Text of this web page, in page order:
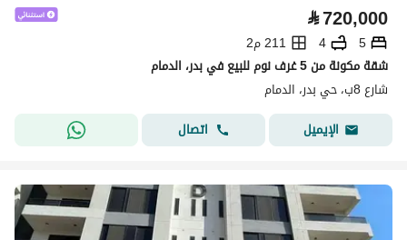
⃁720,000
5
4
211 م2
شقة مكونة من 5 غرف نوم للبيع في بدر، الدمام
شارع 8ب، حي بدر، الدمام
الإيميل
اتصال